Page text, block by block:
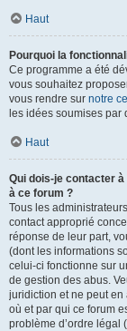
Haut
Pourquoi la
Ce programme a été
vous souhaitez
vous rendre sur notre
les idées soumises par
Haut
Qui dois-je contacter à
à ce forum ?
Tous les
contact approprié
réponse de leur part,
(dont les informations
celui-ci fonctionne sur
de gestion des abus.
juridiction et ne peut
où et par qui ce forum
problème d’ordre légal